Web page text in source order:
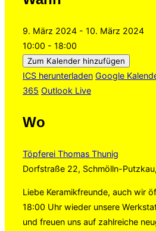
9. März 2024 - 10. März 2024
10:00 - 18:00
Zum Kalender hinzufügen
ICS herunterladen Google
365 Outlook Live
Wo
Töpferei Thomas Thunig
Dorfstraße 22, Schmölln-
Liebe Keramikfreunde, auch wir
18:00 Uhr wieder unsere
und freuen uns auf zahlreiche